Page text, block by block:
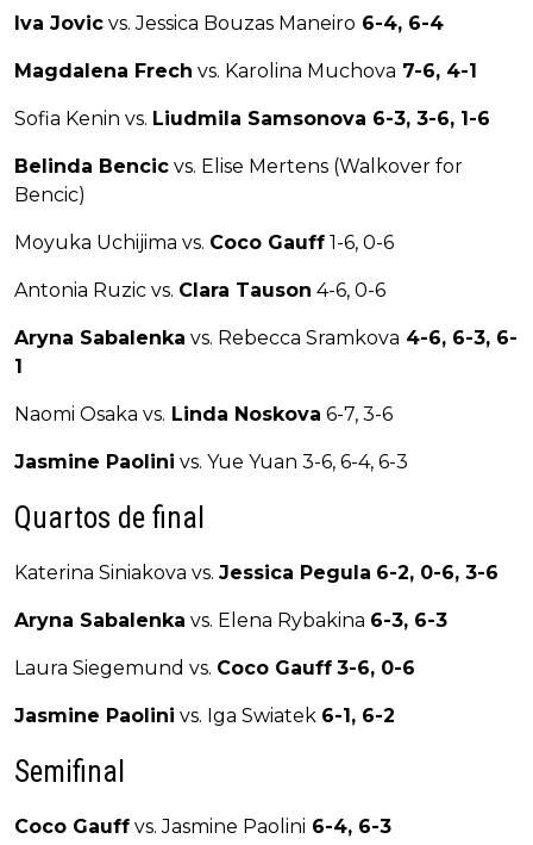
Iva Jovic vs. Jessica Bouzas Maneiro 6-4, 6-4
Magdalena Frech vs. Karolina Muchova 7-6, 4-1
Sofia Kenin vs. Liudmila Samsonova 6-3, 3-6, 1-6
Belinda Bencic vs. Elise Mertens (Walkover for
Bencic)
Moyuka Uchijima vs. Coco Gauff 1-6, 0-6
Antonia Ruzic vs. Clara Tauson 4-6, 0-6
Aryna Sabalenka vs. Rebecca Sramkova 4-6, 6-3, 6-
1
Naomi Osaka vs. Linda Noskova 6-7, 3-6
Jasmine Paolini vs. Yue Yuan 3-6, 6-4, 6-3
Quartos de final
Katerina Siniakova vs. Jessica Pegula 6-2, 0-6, 3-6
Aryna Sabalenka vs. Elena Rybakina 6-3, 6-3
Laura Siegemund vs. Coco Gauff 3-6, 0-6
Jasmine Paolini vs. Iga Swiatek 6-1, 6-2
Semifinal
Coco Gauff vs. Jasmine Paolini 6-4, 6-3